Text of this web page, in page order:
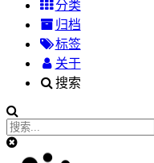
分类
归档
标签
关于
搜索